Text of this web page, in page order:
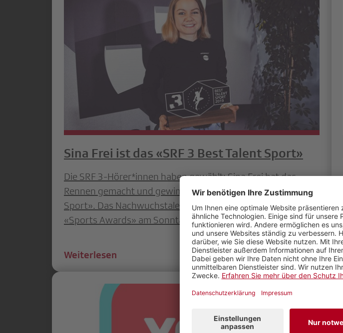
Sina Frei ist das «SRF 3 Best Talent Sport»
Die SRF 3-Hörer*innen haben gewählt: Sina Frei hat das
Rennen gemacht und gewinnt den Titel «SRF 3 Best Talent
Sport». Das Nachwuchstalent wird zudem im Rahmen der
«Sports Awards» am Sonntag, 15. Dezember 2019, geehrt.
Weiterlesen